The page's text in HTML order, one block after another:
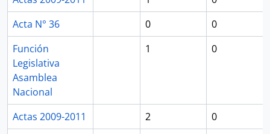
Acta N° 36
0
0
Función
Legislativa
Asamblea
Nacional
1 0
Actas 2009-2011 2
0